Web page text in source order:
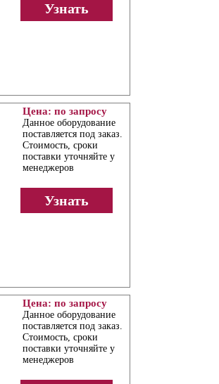
Узнать
Цена: по запросу
Данное оборудование
поставляется под заказ.
Стоимость, сроки
поставки уточняйте у
менеджеров
Узнать
Цена: по запросу
Данное оборудование
поставляется под заказ.
Стоимость, сроки
поставки уточняйте у
менеджеров